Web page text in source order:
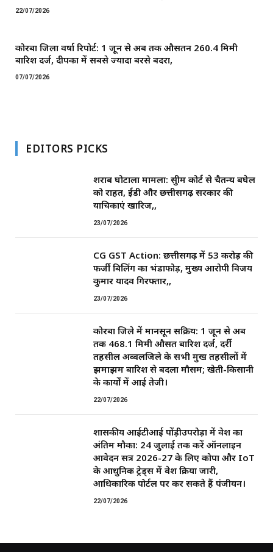
22/07/2026
कोरबा जिला वर्षा रिपोर्ट: 1 जून से अब तक औसतन 260.4 मिमी
बारिश दर्ज, दीपका में सबसे ज्यादा बरसे बदरा,
07/07/2026
EDITORS PICKS
शराब घोटाला मामला: सुप्रीम कोर्ट से चैतन्य बघेल
को राहत, ईडी और छत्तीसगढ़ सरकार की
याचिकाएं खारिज,,
23/07/2026
CG GST Action: छत्तीसगढ़ में 53 करोड़ की
फर्जी बिलिंग का भंडाफोड़, मुख्य आरोपी विजय
कुमार यादव गिरफ्तार,,
23/07/2026
कोरबा जिले में मानसून सक्रिय: 1 जून से अब
तक 468.1 मिमी औसत बारिश दर्ज, दर्री
तहसील अव्वलजिले के सभी प्रमुख तहसीलों में
झमाझम बारिश से बदला मौसम; खेती-किसानी
के कार्यों में आई तेजी।
22/07/2026
शासकीय आईटीआई पोंड़ीउपरोड़ा में प्रवेश का
अंतिम मौका: 24 जुलाई तक करें ऑनलाइन
आवेदन सत्र 2026-27 के लिए कोपा और IoT
के आधुनिक ट्रेड्स में प्रवेश प्रक्रिया जारी,
आधिकारिक पोर्टल पर कर सकते हैं पंजीयन।
22/07/2026